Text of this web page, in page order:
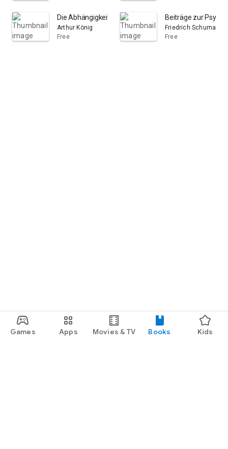
Games Apps Movies & TV Books Kids
Die Abhängigkeit der Sehschärfe von der
Arthur König
Free
Beiträge zur
Friedrich Schumann
Free